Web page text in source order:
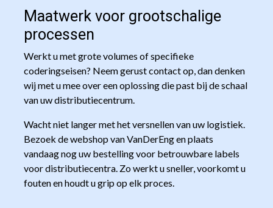
Maatwerk voor grootschalige
processen
Werkt u met grote volumes of specifieke
coderingseisen? Neem gerust contact op, dan denken
wij met u mee over een oplossing die past bij de schaal
van uw distributiecentrum.
Wacht niet langer met het versnellen van uw logistiek.
Bezoek de webshop van VanDerEng en plaats
vandaag nog uw bestelling voor betrouwbare labels
voor distributiecentra. Zo werkt u sneller, voorkomt u
fouten en houdt u grip op elk proces.